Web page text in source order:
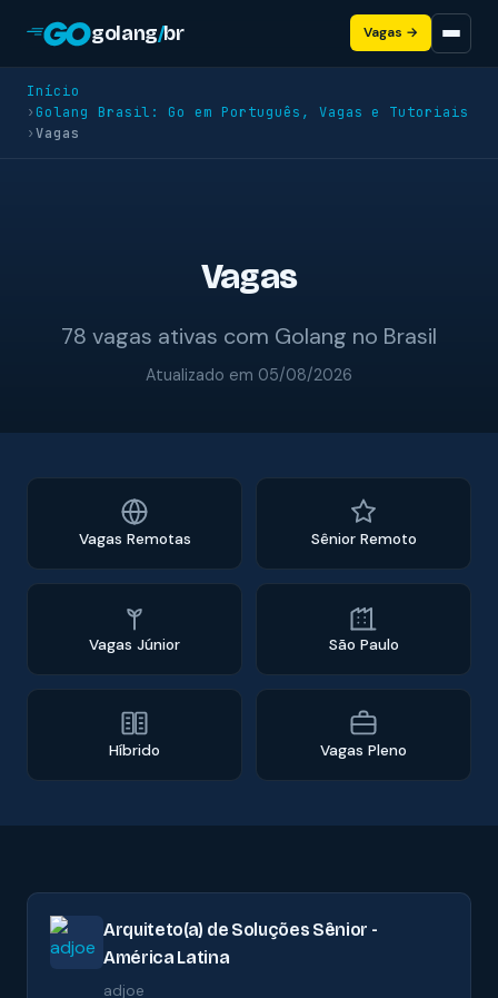
golang/br Vagas →
Início
› Golang Brasil: Go em Português, Vagas e Tutoriais
›Vagas
Vagas
78 vagas ativas com Golang no Brasil
Atualizado em 05/08/2026
Vagas Remotas Sênior Remoto
Vagas Júnior São Paulo
Híbrido Vagas Pleno
Arquiteto(a) de Soluções Sênior -
América Latina
adjoe